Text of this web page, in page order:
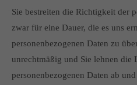
Sie bestreiten die Richtigkeit der
zwar für eine Dauer, die es uns
personenbezogenen Daten zu
unrechtmäßig und Sie lehnen die
personenbezogenen Daten ab